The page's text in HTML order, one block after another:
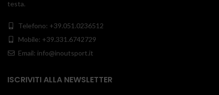
testa.
Telefono: +39.051.0236512
Mobile: +39.331.6742729
Email: info@inoutsport.it
ISCRIVITI ALLA NEWSLETTER